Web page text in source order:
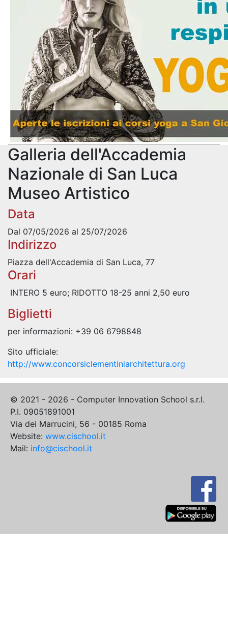
Galleria dell'Accademia
Nazionale di San Luca
Museo Artistico
Data
Dal 07/05/2026 al 25/07/2026
Indirizzo
Piazza dell'Accademia di San Luca, 77
Orari
INTERO 5 euro; RIDOTTO 18-25 anni 2,50 euro
Biglietti
per informazioni: +39 06 6798848
Sito ufficiale:
http://www.concorsiclementiniarchitettura.org
© 2021 - 2026 - Computer Innovation School s.r.l.
P.I. 09051891001
Via dei Marrucini, 56 - 00185 Roma
Website: www.cischool.it
Mail: info@cischool.it